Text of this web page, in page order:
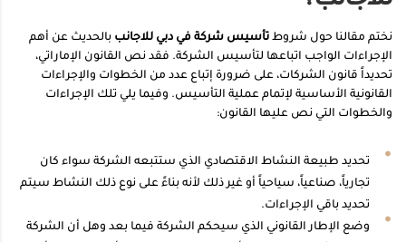
نختم مقالنا حول شروط تأسيس شركة في دبي للاجانب بالحديث عن أهم
الإجراءات الواجب اتباعها لتأسيس الشركة. فقد نص القانون الإماراتي،
تحديداً قانون الشركات، على ضرورة إتباع عدد من الخطوات والإجراءات
القانونية الأساسية لإتمام عملية التأسيس. وفيما يلي تلك الإجراءات
والخطوات التي نص عليها القانون:
تحديد طبيعة النشاط الاقتصادي الذي ستتبعه الشركة سواء كان
تجارياً، صناعياً، سياحياً أو غير ذلك لأنه بناءً على نوع ذلك النشاط سيتم
تحديد باقي الإجراءات.
وضع الإطار القانوني الذي سيحكم الشركة فيما بعد وهل أن الشركة